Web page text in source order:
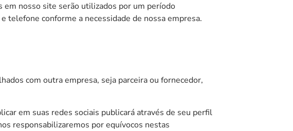
em nosso site serão utilizados por um período
telefone conforme a necessidade de nossa empresa.
com outra empresa, seja parceira ou fornecedor,
em suas redes sociais publicará através de seu perfil
responsabilizaremos por equívocos nestas